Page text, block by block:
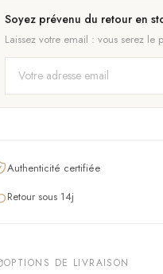
Soyez prévenu du retour en
Laissez votre email : vous serez
Authenticité certifiée
Retour sous 14j
OPTIONS DE LIVRAISON